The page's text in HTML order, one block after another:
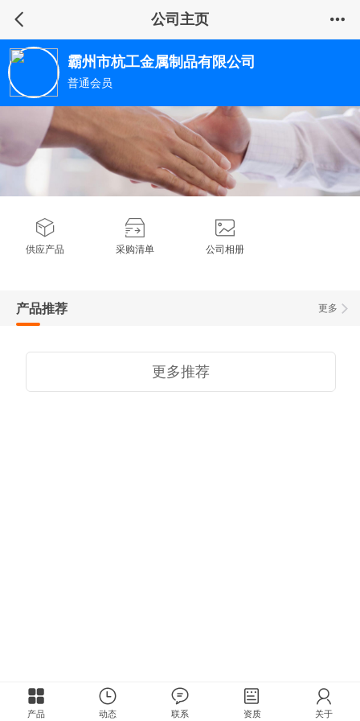
公司主页
霸州市杭工金属制品有限公司
普通会员
供应产品 采购清单 公司相册
更多
产品推荐
更多推荐
产品 动态 联系 资质 关于